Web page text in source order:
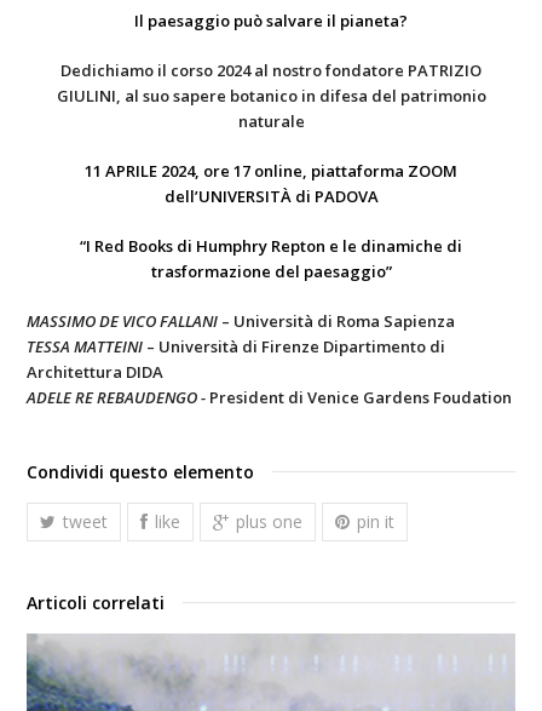
Il paesaggio può salvare il pianeta?
Dedichiamo il corso 2024 al nostro fondatore PATRIZIO
GIULINI, al suo sapere botanico in difesa del patrimonio
naturale
11 APRILE 2024, ore 17 online, piattaforma ZOOM
dell’UNIVERSITÀ di PADOVA
“I Red Books di Humphry Repton e le dinamiche di
trasformazione del paesaggio”
MASSIMO DE VICO FALLANI – Università di Roma Sapienza
TESSA MATTEINI – Università di Firenze Dipartimento di
Architettura DIDA
ADELE RE REBAUDENGO - President di Venice Gardens Foudation
Condividi questo elemento
tweet like plus one pin it
Articoli correlati